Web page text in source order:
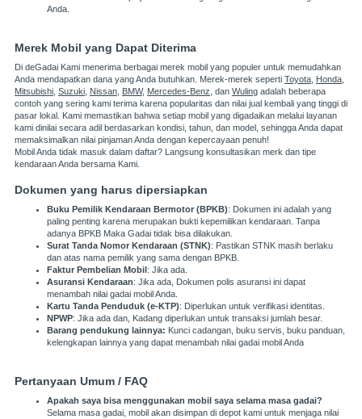
Anda.
Merek Mobil yang Dapat Diterima
Di deGadai Kami menerima berbagai merek mobil yang populer untuk memudahkan
Anda mendapatkan dana yang Anda butuhkan. Merek-merek seperti Toyota Honda
Mitsubishi Suzuki Nissan BMW, Mercedes-Benz , dan Wuling adalah beberapa
contoh yang sering kami terima karena popularitas dan nilai jual kembali yang tinggi di
pasar lokal. Kami memastikan bahwa setiap mobil yang digadaikan melalui layanan
kami dinilai secara adil berdasarkan kondisi, tahun, dan model, sehingga Anda dapat
memaksimalkan nilai pinjaman Anda dengan kepercayaan penuh!
Mobil Anda tidak masuk dalam daftar? Langsung konsultasikan merk dan tipe
kendaraan Anda bersama Kami.
Dokumen yang harus dipersiapkan
Buku Pemilik Kendaraan Bermotor (BPKB): Dokumen ini adalah yang
paling penting karena merupakan bukti kepemilikan kendaraan. Tanpa
adanya BPKB Maka Gadai tidak bisa dilakukan.
Surat Tanda Nomor Kendaraan (STNK): Pastikan STNK masih berlaku
dan atas nama pemilik yang sama dengan BPKB.
Faktur Pembelian Mobil : Jika ada.
Asuransi Kendaraan: Jika ada, Dokumen polis asuransi ini dapat
menambah nilai gadai mobil Anda.
Kartu Tanda Penduduk (e-KTP): Diperlukan untuk verifikasi identitas.
NPWP: Jika ada dan, Kadang diperlukan untuk transaksi jumlah besar.
Barang pendukung lainnya: Kunci cadangan, buku servis, buku panduan,
kelengkapan lainnya yang dapat menambah nilai gadai mobil Anda
Pertanyaan Umum / FAQ
Apakah saya bisa menggunakan mobil saya selama masa gadai?
Selama masa gadai, mobil akan disimpan di depot kami untuk menjaga nilai